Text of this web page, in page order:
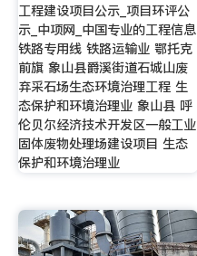
工程建设项目公示_项目环评公
示_中项网_中国专业的工程信息
铁路专用线 铁路运输业 鄂托克
前旗 象山县爵溪街道石城山废
弃采石场生态环境治理工程 生
态保护和环境治理业 象山县 呼
伦贝尔经济技术开发区一般工业
固体废物处理场建设项目 生态
保护和环境治理业